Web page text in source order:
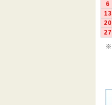
6
13
20
27
※